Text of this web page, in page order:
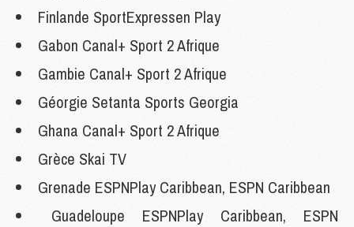
Finlande SportExpressen Play
Gabon Canal+ Sport 2 Afrique
Gambie Canal+ Sport 2 Afrique
Géorgie Setanta Sports Georgia
Ghana Canal+ Sport 2 Afrique
Grèce Skai TV
Grenade ESPNPlay Caribbean, ESPN Caribbean
Guadeloupe ESPNPlay Caribbean, ESPN